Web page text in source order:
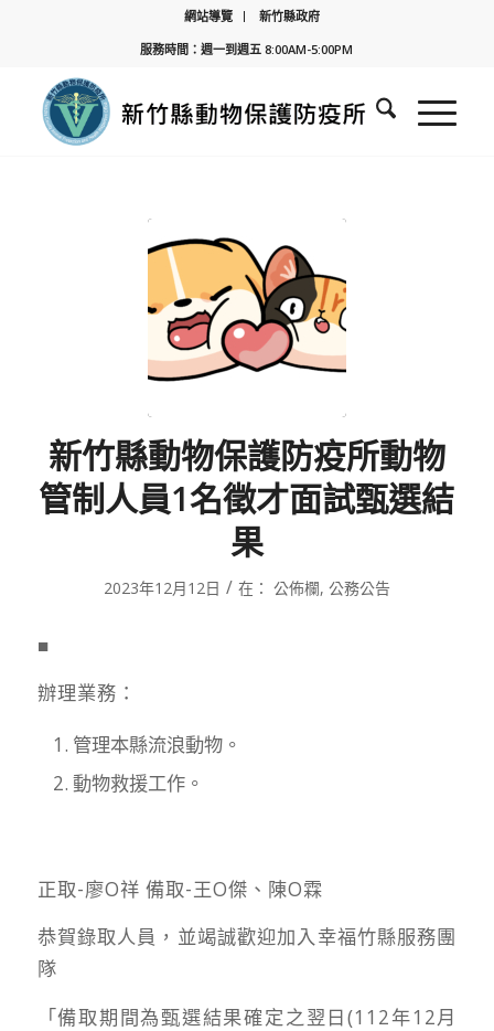
網站導覽
新竹縣政府
服務時間：週一到週五 8:00AM-5:00PM
新竹縣動物保護防疫所動物
管制人員1名徵才面試甄選結
果
2023年12月12日 / 在： 公佈欄, 公務公告
■
辦理業務：
管理本縣流浪動物。
動物救援工作。
正取-廖O祥 備取-王O傑、陳O霖
恭賀錄取人員，並竭誠歡迎加入幸福竹縣服務團
隊
「備取期間為甄選結果確定之翌日(112年12月